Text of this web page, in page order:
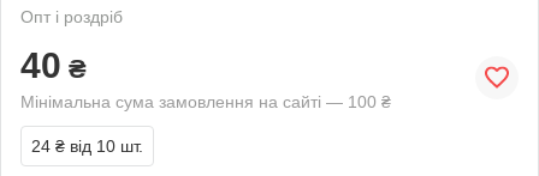
Опт і роздріб
40 ₴
Мінімальна сума замовлення на сайті — 100 ₴
24 ₴ від 10 шт.